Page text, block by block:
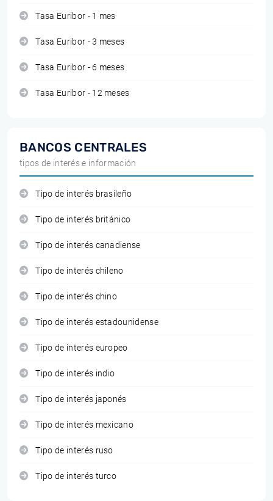
Tasa Euribor - 1 mes
Tasa Euribor - 3 meses
Tasa Euribor - 6 meses
Tasa Euribor - 12 meses
BANCOS CENTRALES
tipos de interés e información
Tipo de interés brasileño
Tipo de interés británico
Tipo de interés canadiense
Tipo de interés chileno
Tipo de interés chino
Tipo de interés estadounidense
Tipo de interés europeo
Tipo de interés indio
Tipo de interés japonés
Tipo de interés mexicano
Tipo de interés ruso
Tipo de interés turco